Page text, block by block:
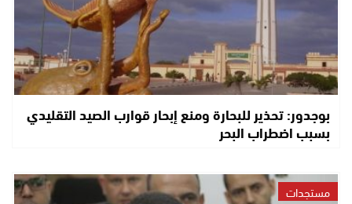
بوجدور: تحذير للبحارة ومنع إبحار قوارب الصيد التقليدي
بسبب اضطراب البحر
مستجدات